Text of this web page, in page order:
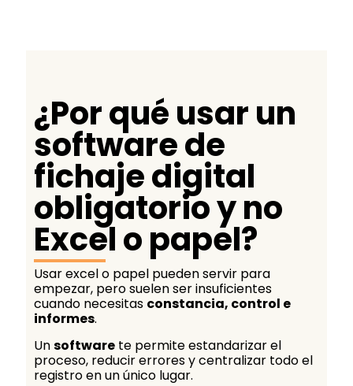
¿Por qué usar un
software de
fichaje digital
obligatorio y no
Excel o papel?
Usar excel o papel pueden servir para
empezar, pero suelen ser insuficientes
cuando necesitas constancia, control e
informes.
Unsoftware te permite estandarizar el
proceso, reducir errores y centralizar todo el
registro en un único lugar.